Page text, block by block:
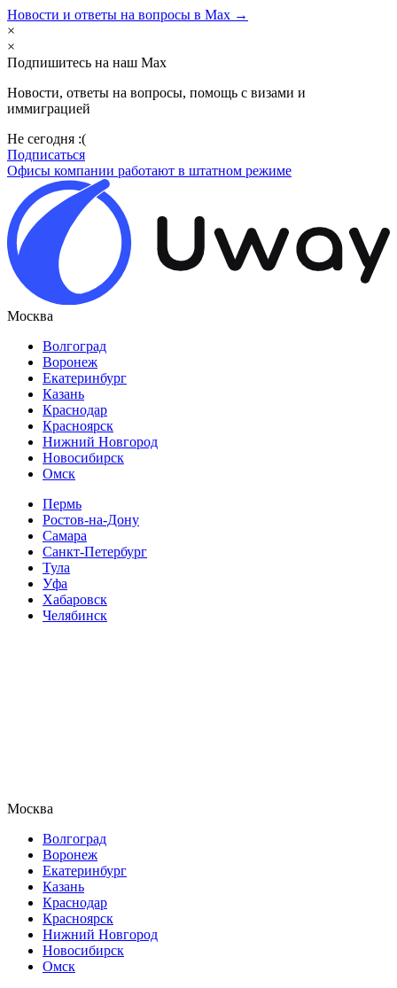
Новости и ответы на вопросы в Max →
×
×
Подпишитесь на наш Max
Новости, ответы на вопросы, помощь с визами и
иммиграцией
Не сегодня :(
Подписаться
Офисы компании работают в штатном режиме
Москва
Волгоград
Воронеж
Екатеринбург
Казань
Краснодар
Красноярск
Нижний Новгород
Новосибирск
Омск
Пермь
Ростов-на-Дону
Самара
Санкт-Петербург
Тула
Уфа
Хабаровск
Челябинск
Москва
Волгоград
Воронеж
Екатеринбург
Казань
Краснодар
Красноярск
Нижний Новгород
Новосибирск
Омск